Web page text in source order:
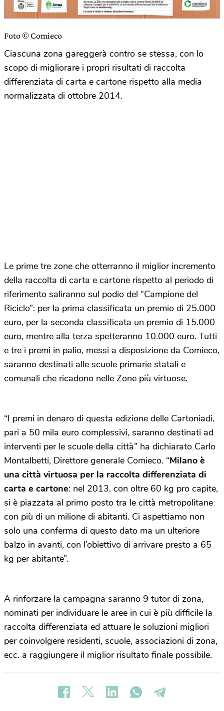
Foto © Comieco
Ciascuna zona gareggerà contro se stessa, con lo
scopo di migliorare i propri risultati di raccolta
differenziata di carta e cartone rispetto alla media
normalizzata di ottobre 2014.
Le prime tre zone che otterranno il miglior incremento
della raccolta di carta e cartone rispetto al periodo di
riferimento saliranno sul podio del “Campione del
Riciclo”: per la prima classificata un premio di 25.000
euro, per la seconda classificata un premio di 15.000
euro, mentre alla terza spetteranno 10.000 euro. Tutti
e tre i premi in palio, messi a disposizione da Comieco,
saranno destinati alle scuole primarie statali e
comunali che ricadono nelle Zone più virtuose.
“I premi in denaro di questa edizione delle Cartoniadi,
pari a 50 mila euro complessivi, saranno destinati ad
interventi per le scuole della città” ha dichiarato Carlo
Montalbetti, Direttore generale Comieco. “Milano è
una città virtuosa per la raccolta differenziata di
carta e cartone: nel 2013, con oltre 60 kg pro capite,
si è piazzata al primo posto tra le città metropolitane
con più di un milione di abitanti. Ci aspettiamo non
solo una conferma di questo dato ma un ulteriore
balzo in avanti, con l’obiettivo di arrivare presto a 65
kg per abitante”.
A rinforzare la campagna saranno 9 tutor di zona,
nominati per individuare le aree in cui è più difficile la
raccolta differenziata ed attuare le soluzioni migliori
per coinvolgere residenti, scuole, associazioni di zona,
ecc. a raggiungere il miglior risultato finale possibile.